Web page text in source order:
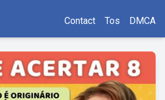
Contact Tos DMCA